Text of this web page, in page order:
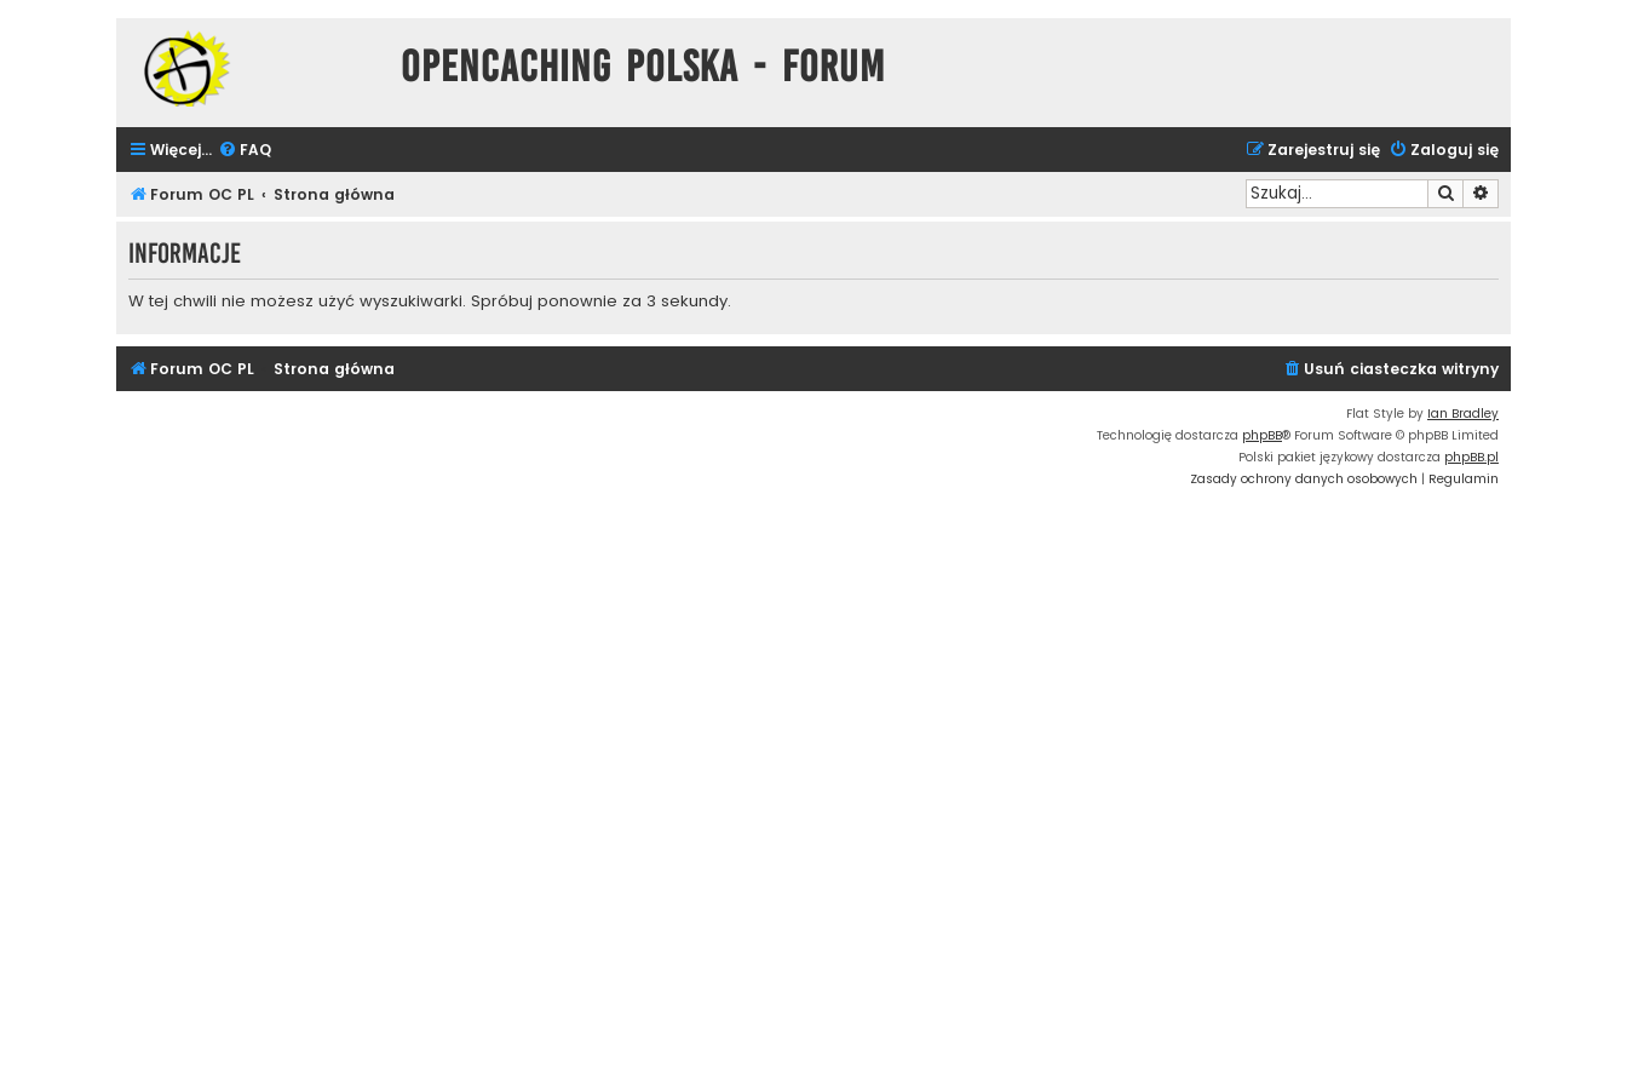
Opencaching Polska - Forum
Więcej… FAQ Zaloguj się
Zarejestruj się
Forum OC PL Strona główna Szukaj
Informacje
W tej chwili nie możesz użyć wyszukiwarki. Spróbuj ponownie za 3 sekundy.
Forum OC PL Strona główna Usuń ciasteczka witryny
Flat Style by Ian Bradley
Technologię dostarcza phpBB® Forum Software © phpBB Limited
Polski pakiet językowy dostarcza phpBB.pl
Zasady ochrony danych osobowych | Regulamin